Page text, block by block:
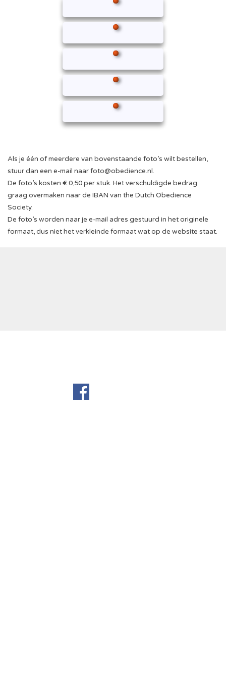
Als je één of meerdere van bovenstaande foto’s wilt bestellen,
stuur dan een e-mail naarfoto@obedience.nl.
De foto’s kosten € 0,50 per stuk. Het verschuldigde bedrag
graag overmaken naar de IBAN van the Dutch Obedience
Society.
De foto’s worden naar je e-mail adres gestuurd in het originele
formaat, dus niet het verkleinde formaat wat op de website staat.